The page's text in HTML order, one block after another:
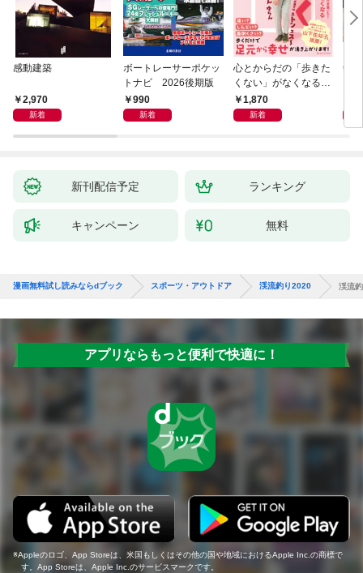
感動建築
2,970
新着
ボートレーサーポケッ
トナビ 2026後期版
990
新着
心とからだの「歩きた
くない」がなくなる
らせん流 ゆるらく歩
き
1,870
新着
剣
新刊配信予定 ランキング
キャンペーン 無料
漫画無料試し読みならdブック スポーツ・アウトドア 渓流釣り2020 渓流
アプリならもっと便利で快適に！
Appleのロゴ、App Storeは、米国もしくはその他の国や地域におけるApple Inc.の商標で
す。App Storeは、Apple Inc.のサービスマークです。